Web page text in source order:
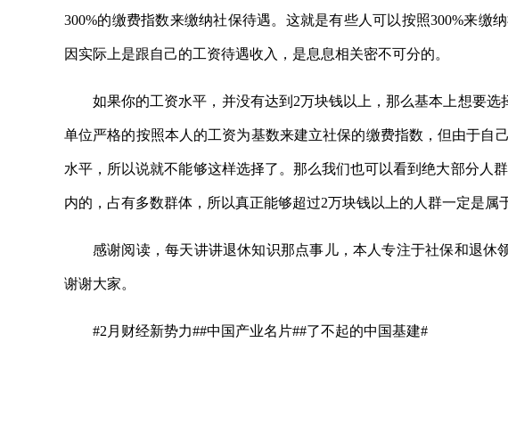
300%的缴费指数来缴纳社保待遇。这就是有些人可以按照300%来缴
因实际上是跟自己的工资待遇收入，是息息相关密不可分的。
如果你的工资水平，并没有达到2万块钱以上，那么基本上想要
单位严格的按照本人的工资为基数来建立社保的缴费指数，但由于自
水平，所以说就不能够这样选择了。那么我们也可以看到绝大部分人
内的，占有多数群体，所以真正能够超过2万块钱以上的人群一定是属
感谢阅读，每天讲讲退休知识那点事儿，本人专注于社保和退休
谢谢大家。
#2月财经新势力##中国产业名片##了不起的中国基建#